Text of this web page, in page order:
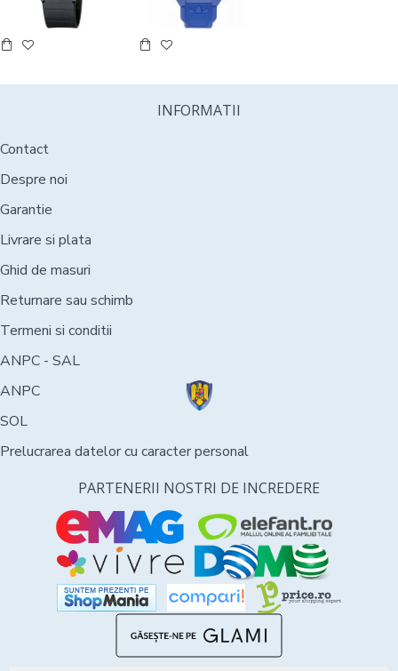
INFORMATII
Contact
Despre noi
Garantie
Livrare si plata
Ghid de masuri
Returnare sau schimb
Termeni si conditii
ANPC - SAL
ANPC
SOL
Prelucrarea datelor cu caracter personal
PARTENERII NOSTRI DE INCREDERE